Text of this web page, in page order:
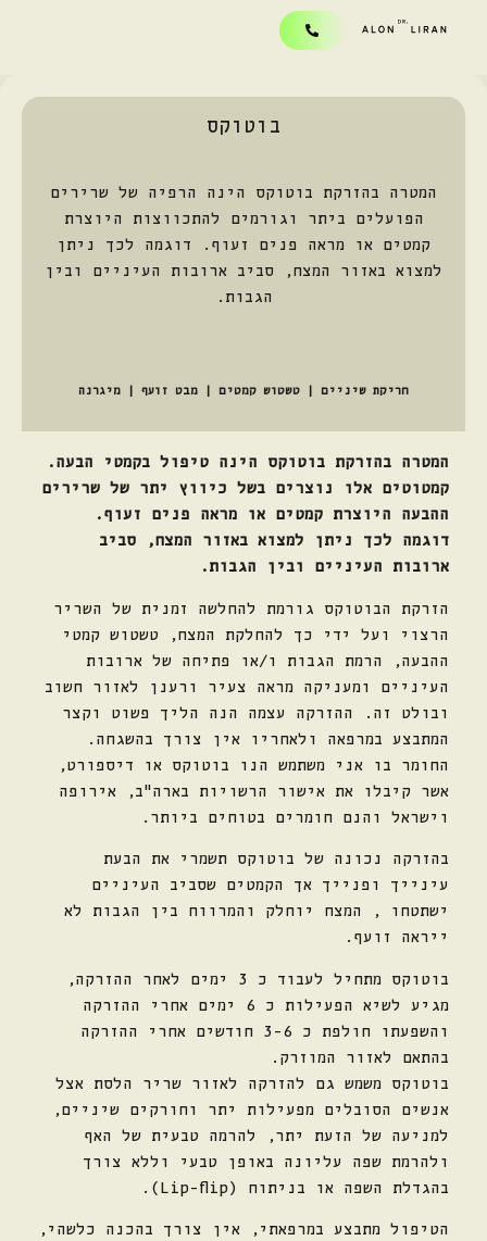
בוטוקס
המטרה בהזרקת בוטוקס הינה הרפיה של שרירים
הפועלים ביתר וגורמים להתכווצות היוצרת
קמטים או מראה פנים זעוף. דוגמה לכך ניתן
למצוא באזור המצח, סביב ארובות העיניים ובין
הגבות.
חריקת שיניים | טשטוש קמטים | מבט זועף | מיגרנה
המטרה בהזרקת בוטוקס הינה טיפול בקמטי הבעה.
קמטוטים אלו נוצרים בשל כיווץ יתר של שרירים
ההבעה היוצרת קמטים או מראה פנים זעוף.
דוגמה לכך ניתן למצוא באזור המצח, סביב
ארובות העיניים ובין הגבות.
הזרקת הבוטוקס גורמת להחלשה זמנית של השריר
הרצוי ועל ידי כך להחלקת המצח, טשטוש קמטי
ההבעה, הרמת הגבות ו/או פתיחה של ארובות
העיניים ומעניקה מראה צעיר ורענן לאזור חשוב
ובולט זה. ההזרקה עצמה הנה הליך פשוט וקצר
המתבצע במרפאה ולאחריו אין צורך בהשגחה.
החומר בו אני משתמש הנו בוטוקס או דיספורט,
אשר קיבלו את אישור הרשויות בארה"ב, אירופה
וישראל והנם חומרים בטוחים ביותר.
בהזרקה נכונה של בוטוקס תשמרי את הבעת
עינייך ופנייך אך הקמטים שסביב העיניים
ישתטחו , המצח יוחלק והמרווח בין הגבות לא
ייראה זועף.
בוטוקס מתחיל לעבוד כ 3 ימים לאחר ההזרקה,
מגיע לשיא הפעילות כ 6 ימים אחרי ההזרקה
והשפעתו חולפת כ 3-6 חודשים אחרי ההזרקה
בהתאם לאזור המוזרק.
בוטוקס משמש גם להזרקה לאזור שריר הלסת אצל
אנשים הסובלים מפעילות יתר וחורקים שיניים,
למניעה של הזעת יתר, להרמה טבעית של האף
ולהרמת שפה עליונה באופן טבעי וללא צורך
בהגדלת השפה או בניתוח (Lip-flip).
הטיפול מתבצע במרפאתי, אין צורך בהכנה כלשהי,